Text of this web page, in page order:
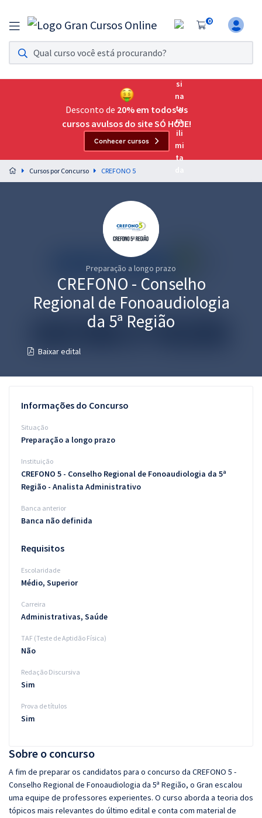
0
Assinatura Ilimitada 11
Acesso a todos os cursos. Teste grátis por 7 dias!
Assinatura OAB Até Passar
Acesso ilimitado a toda preparação para o Exame da
Preparação completa e intensiva para as principais
residências em saúde do Brasil
Graduação
Mentorias
Conteúdo gratuito
Blog
Atendimento
Desconto de 20% em todos os
cursos avulsos do site SÓ HOJE!
Conhecer cursos
Cursos por Concurso CREFONO 5
Preparação a longo prazo
CREFONO - Conselho
Regional de Fonoaudiologia
da 5ª Região
Baixar edital
Sobre o concurso
A fim de preparar os candidatos para o concurso da CREFONO 5 -
Conselho Regional de Fonoaudiologia da 5ª Região, o Gran escalou
uma equipe de professores experientes. O curso aborda a teoria dos
tópicos mais relevantes do último edital e conta com material de
Informações do Concurso
Situação
Preparação a longo prazo
Instituição
CREFONO 5 - Conselho Regional de Fonoaudiologia da 5ª
Região - Analista Administrativo
Banca anterior
Banca não definida
Requisitos
Escolaridade
Médio, Superior
Carreira
Administrativas, Saúde
TAF (Teste de Aptidão Física)
Não
Redação Discursiva
Sim
Prova de títulos
Sim